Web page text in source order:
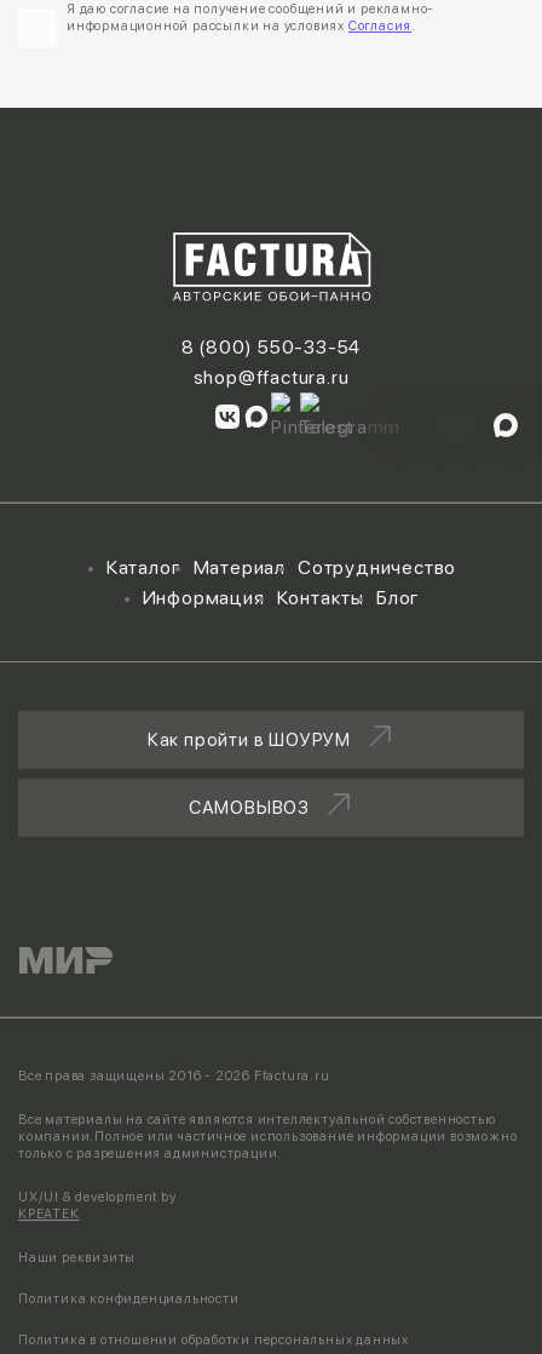
Я даю согласие на получение сообщений и рекламно-
информационной рассылки на условиях Согласия .
Каталог Материал Сотрудничество
Информация Контакты Блог
8 (800) 550-33-54
shop@ffactura.ru
Как пройти в ШОУРУМ
САМОВЫВОЗ
Все права защищены 2016 - 2026 Ffactura.ru
Все материалы на сайте являются интеллектуальной собственностью
компании. Полное или частичное использование информации возможно
только с разрешения администрации.
UX/UI & development by
КРЕАТЕК
Наши реквизиты
Политика конфиденциальности
Политика в отношении обработки персональных данных